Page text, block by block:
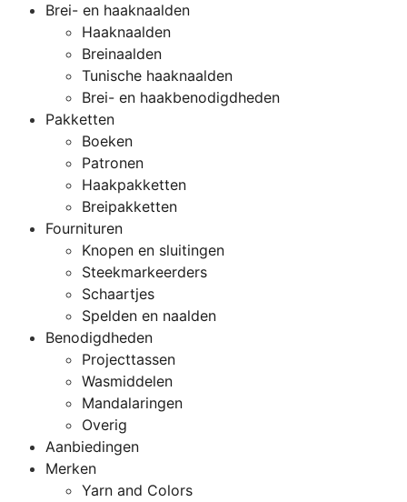
Brei- en haaknaalden
Haaknaalden
Breinaalden
Tunische haaknaalden
Brei- en haakbenodigdheden
Pakketten
Boeken
Patronen
Haakpakketten
Breipakketten
Fournituren
Knopen en sluitingen
Steekmarkeerders
Schaartjes
Spelden en naalden
Benodigdheden
Projecttassen
Wasmiddelen
Mandalaringen
Overig
Aanbiedingen
Merken
Yarn and Colors